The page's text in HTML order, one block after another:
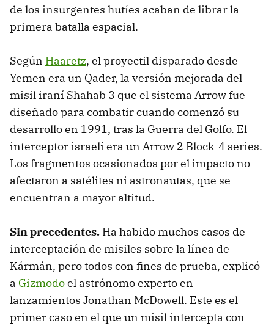
de los insurgentes hutíes acaban de librar la
primera batalla espacial.
Según Haaretz, el proyectil disparado desde
Yemen era un Qader, la versión mejorada del
misil iraní Shahab 3 que el sistema Arrow fue
diseñado para combatir cuando comenzó su
desarrollo en 1991, tras la Guerra del Golfo. El
interceptor israelí era un Arrow 2 Block-4 series.
Los fragmentos ocasionados por el impacto no
afectaron a satélites ni astronautas, que se
encuentran a mayor altitud.
Sin precedentes. Ha habido muchos casos de
interceptación de misiles sobre la línea de
Kármán, pero todos con fines de prueba, explicó
a Gizmodoel astrónomo experto en
lanzamientos Jonathan McDowell. Este es el
primer caso en el que un misil intercepta con